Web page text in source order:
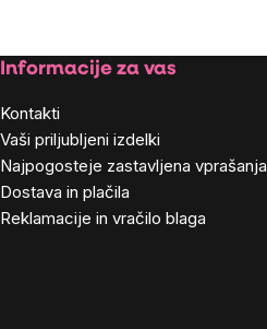
Footer
Informacije za vas
Kontakti
Vaši priljubljeni izdelki
Najpogosteje zastavljena vprašanja
Dostava in plačila
Reklamacije in vračilo blaga